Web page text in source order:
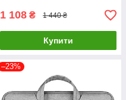
1 108 ₴ 1 440 ₴
Купити
–23%